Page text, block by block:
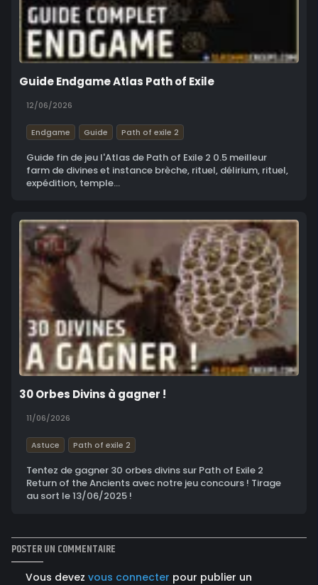
Guide Endgame Atlas Path of Exile
12/06/2026
Endgame Guide Path of exile 2
Guide fin de jeu l'Atlas de Path of Exile 2 0.5 meilleur
farm de divines et instance brèche, rituel, délirium, rituel,
expédition, temple...
30 Orbes Divins à gagner !
11/06/2026
Astuce Path of exile 2
Tentez de gagner 30 orbes divins sur Path of Exile 2
Return of the Ancients avec notre jeu concours ! Tirage
au sort le 13/06/2025 !
POSTER UN COMMENTAIRE
Vous devez vous connecter pour publier un